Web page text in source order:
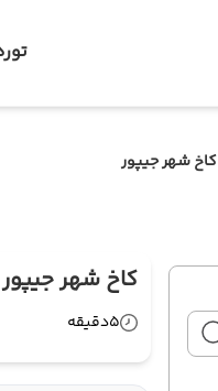
کاخ شهر جیپور
کاخ شهر جیپور
5دقیقه